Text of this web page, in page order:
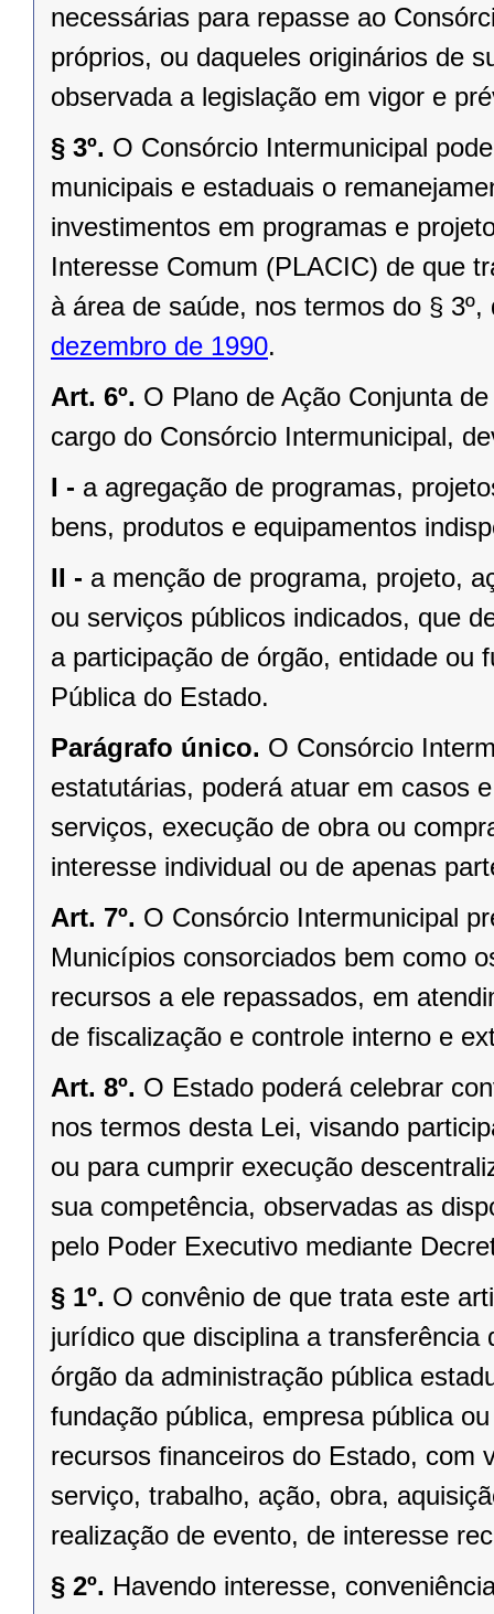
necessárias para repasse ao
próprios, ou daqueles originários de
observada a legislação em vigor e
§ 3º. O Consórcio Intermunicipal
municipais e estaduais o
investimentos em programas e
Interesse Comum (PLACIC) de que
à área de saúde, nos termos do §
dezembro de 1990.
Art. 6º. O Plano de Ação Conjunta
cargo do Consórcio Intermunicipal,
I - a agregação de programas,
bens, produtos e equipamentos
II - a menção de programa, projeto,
ou serviços públicos indicados, que
a participação de órgão, entidade ou
Pública do Estado.
Parágrafo único. O Consórcio
estatutárias, poderá atuar em casos
serviços, execução de obra ou
interesse individual ou de apenas
Art. 7º. O Consórcio Intermunicipal
Municípios consorciados bem como
recursos a ele repassados, em
de fiscalização e controle interno e
Art. 8º. O Estado poderá celebrar
nos termos desta Lei, visando
ou para cumprir execução
sua competência, observadas as
pelo Poder Executivo mediante
§ 1º. O convênio de que trata este
jurídico que disciplina a
órgão da administração pública
fundação pública, empresa pública
recursos financeiros do Estado, com
serviço, trabalho, ação, obra,
realização de evento, de interesse
§ 2º. Havendo interesse,